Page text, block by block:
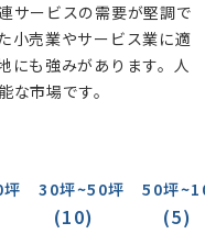
袴町(0)
能ケ谷(4)
(0)
真光寺(1)
(2)
小野路町(2)
サービスの需要が堅調で
小売業やサービス業に適
にも強みがあります。人
市場です。
30坪~50坪
(10)
50坪
(5)